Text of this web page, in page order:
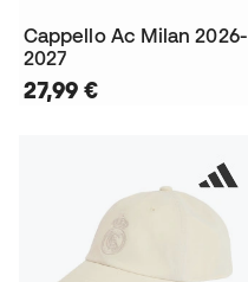
Cappello Ac Milan 2026-
2027
27,99 €